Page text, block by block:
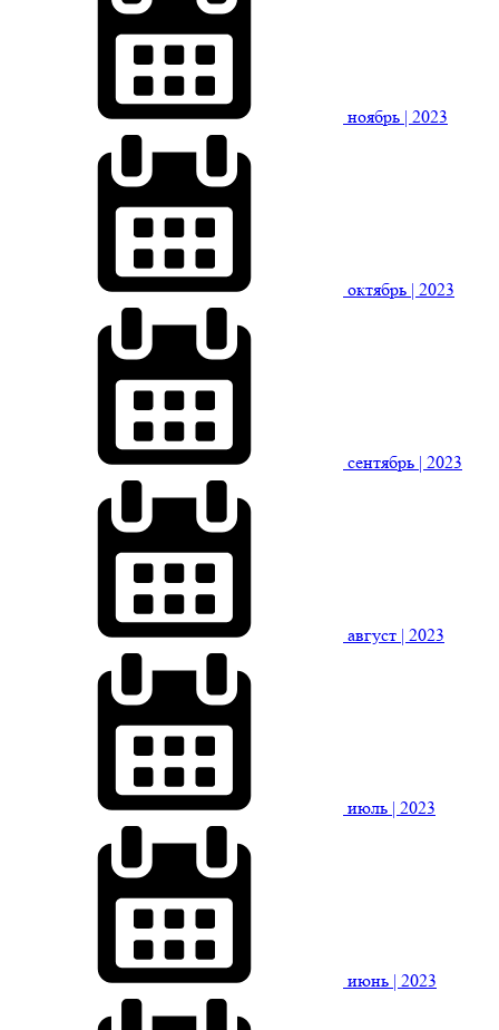
ноябрь | 2023
октябрь | 2023
сентябрь | 2023
август | 2023
июль | 2023
июнь | 2023